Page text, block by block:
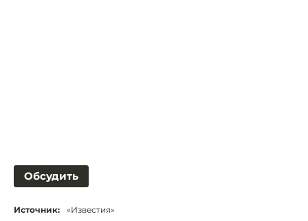
Обсудить
Источник: «Известия»